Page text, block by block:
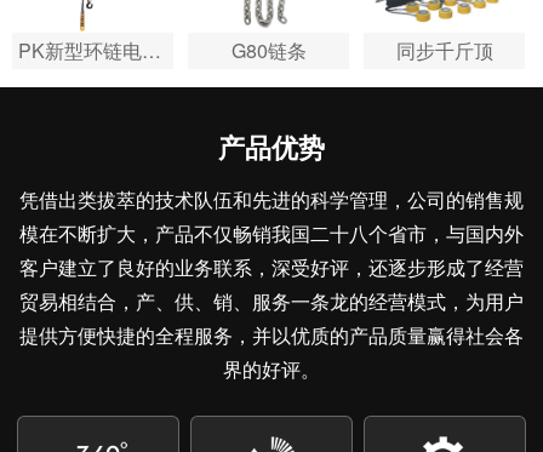
PK新型环链电动葫芦 G80链条 同步千斤顶
产品优势
凭借出类拔萃的技术队伍和先进的科学管理，公司的销售规
模在不断扩大，产品不仅畅销我国二十八个省市，与国内外
客户建立了良好的业务联系，深受好评，还逐步形成了经营
贸易相结合，产、供、销、服务一条龙的经营模式，为用户
提供方便快捷的全程服务，并以优质的产品质量赢得社会各
界的好评。